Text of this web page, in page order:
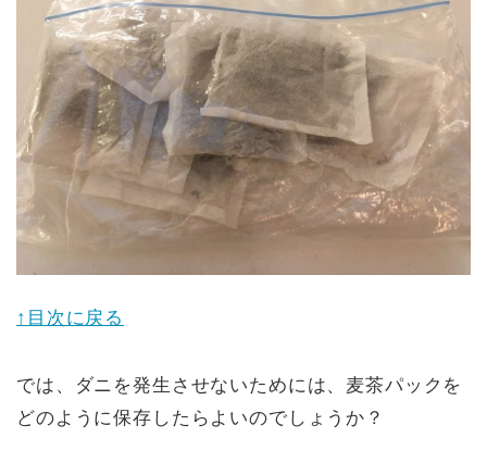
↑目次に戻る
では、ダニを発生させないためには、麦茶パックを
どのように保存したらよいのでしょうか？